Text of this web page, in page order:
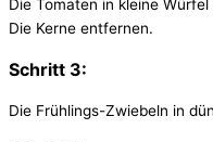
Die Tomaten in kleine
Die Kerne entfernen.
Schritt 3:
Die Frühlings-Zwiebeln in